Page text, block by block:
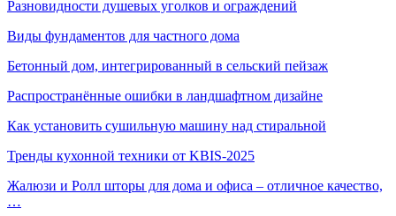
Разновидности душевых уголков и ограждений
Виды фундаментов для частного дома
Бетонный дом, интегрированный в сельский пейзаж
Распространённые ошибки в ландшафтном дизайне
Как установить сушильную машину над стиральной
Тренды кухонной техники от KBIS-2025
Жалюзи и Ролл шторы для дома и офиса – отличное качество,
…